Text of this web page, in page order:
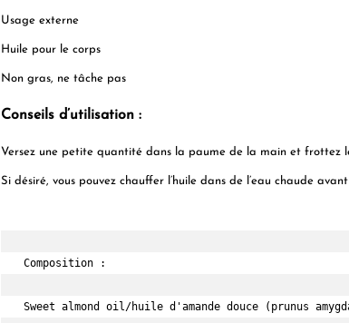
Usage externe
Huile pour le corps
Non gras, ne tâche pas
Conseils d’utilisation :
Versez une petite quantité dans la paume de la main et frottez
Si désiré, vous pouvez chauffer l’huile dans de l’eau chaude
Composition :
Sweet almond oil/huile d'amande douce (prunus